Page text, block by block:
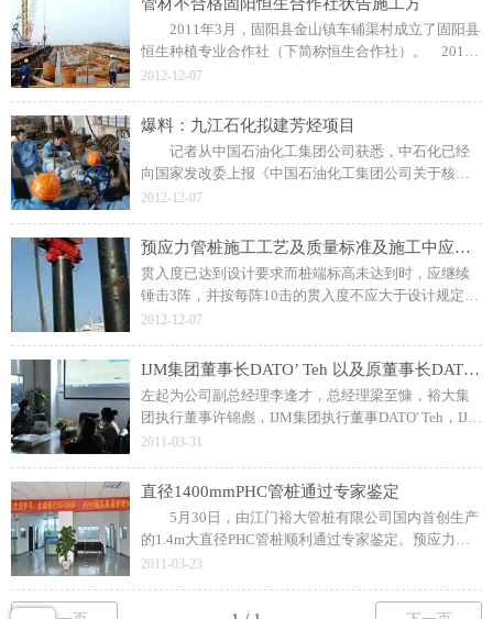
2011年3月，固阳县金山镇车铺渠村成立了固阳县
恒生种植专业合作社（下简称恒生合作社）。 2011
年3月份，经固阳县农牧业局招标，由嘉利公司为恒生
2012-12-07
爆料：九江石化拟建芳烃项目
记者从中国石油化工集团公司获悉，中石化已经
向国家发改委上报《中国石油化工集团公司关于核准
中国石化九江分公司芳烃项目的请示》，恳请国家发
产。
2012-12-07
​预应力管桩施工工艺及质量标准及施工中应注意问题
贯入度已达到设计要求而桩端标高未达到时，应继续
锤击3阵，并按每阵10击的贯入度不应大于设计规定的
数值确认，必要时，施工控制贯入度应通过试验确
应。
2012-12-07
IJM集团董事长DATO’ Teh 以及原董事长DATO’ Krisnan Tan 到我厂进行指导，视察工作
左起为公司副总经理李逢才，总经理梁至慷，裕大集
团执行董事许锦彪，IJM集团执行董事DATO' Teh，IJM
集团原执行董事DATO' Krisnan Tan及夫人，厂长
2011-03-31
直径1400mmPHC管桩通过专家鉴定
5月30日，由江门裕大管桩有限公司国内首创生产
的1.4m大直径PHC管桩顺利通过专家鉴定。预应力混
凝土方桩虽然制作工艺简、造价也低，但不适应于码
2011-03-23